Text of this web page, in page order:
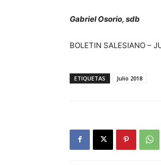
Gabriel Osorio, sdb
BOLETIN SALESIANO –
ETIQUETAS Julio 2018